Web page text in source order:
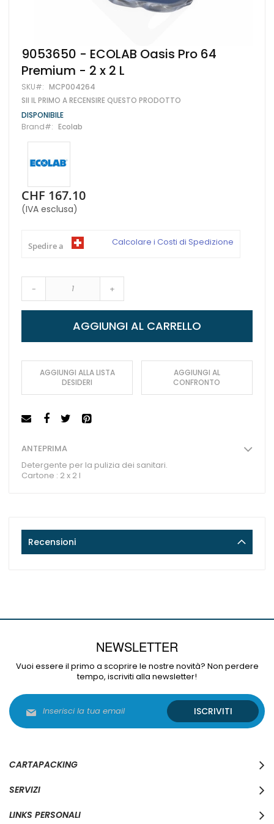
Vai
all'inizio
della
galleria
di
immagini
9053650 - ECOLAB Oasis Pro 64
Premium - 2 x 2 L
SKU MCP004264
SII IL PRIMO A RECENSIRE QUESTO PRODOTTO
DISPONIBILE
Brand
Ecolab
CHF 167.10
(IVA esclusa)
Spedire a Calcolare i Costi di Spedizione
- +
AGGIUNGI AL CARRELLO
AGGIUNGI ALLA LISTA
DESIDERI
AGGIUNGI AL
CONFRONTO
ANTEPRIMA
Detergente per la pulizia dei sanitari.
Cartone : 2 x 2 l
Recensioni
NEWSLETTER
Vuoi essere il primo a scoprire le nostre novità? Non perdere
tempo, iscriviti alla newsletter!
alla
nostra
ISCRIVITI
CARTAPACKING
SERVIZI
LINKS PERSONALI